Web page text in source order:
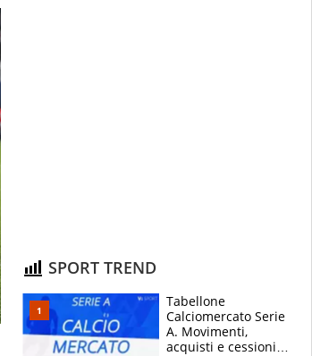
SPORT TREND
Tabellone
Calciomercato Serie
A. Movimenti,
acquisti e cessioni: